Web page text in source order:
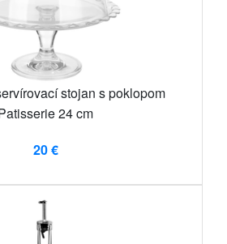
stojan s poklopom
24 cm
20 €